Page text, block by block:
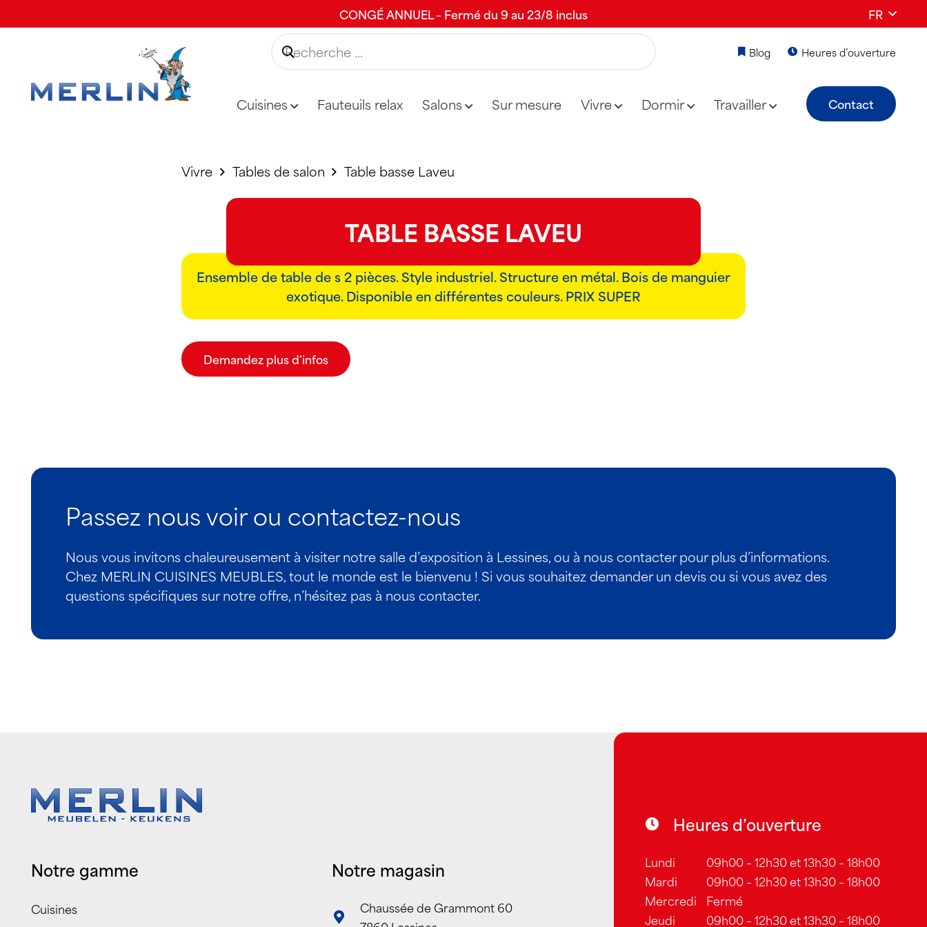
CONGÉ ANNUEL – Fermé du 9 au 23/8 inclus FR
Blog Heures d’ouverture
Cuisines Fauteuils relax Salons Sur mesure Vivre Dormir Travailler Contact
Vivre Tables de salon Table basse Laveu
TABLE BASSE LAVEU
Ensemble de table de s 2 pièces. Style industriel. Structure en métal. Bois de manguier
exotique. Disponible en différentes couleurs. PRIX SUPER
Demandez plus d'infos
Passez nous voir ou contactez-nous
Nous vous invitons chaleureusement à visiter notre salle d’exposition à Lessines, ou à nous contacter pour plus d’informations.
Chez MERLIN CUISINES MEUBLES, tout le monde est le bienvenu ! Si vous souhaitez demander un devis ou si vous avez des
questions spécifiques sur notre offre, n’hésitez pas à nous contacter.
Notre gamme
Cuisines
Notre magasin
Chaussée de Grammont 60
Heures d’ouverture
Lundi
09h00 – 12h30 et 13h30 – 18h00
Mardi
09h00 – 12h30 et 13h30 – 18h00
Mercredi
Fermé
Jeudi
09h00 – 12h30 et 13h30 – 18h00